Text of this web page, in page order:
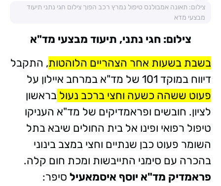
צילום: תאונה אמבולנס טיפול נמרץ רכב הפוך צילום חגי נתני תיעוד
מבצעי מדא
צילום: חגי נתני, תיעוד מבצעי מד"א
בשבת בשעות אחר הצהריים הלוהטות, התקבל
דיווח במוקד 101 של מד"א במרחב איילון על
פעוט ששהה כשעה וחצי ברכב נעול בראשון
לציון. חובשים ופראמדיקים של מד"א העניקו
טיפול רפואי ופינו אל בית החולים שיבא בתל
השומר פעוט כבן שנתיים וחצי במצב בינוני
בהכרה עם סימני התייבשות ומכת חום קלה.
פראמדיק מד"א יוסף איסמאעיל סיפר: